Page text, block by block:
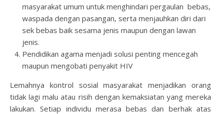
masyarakat umum untuk menghindari pergaulan bebas,
waspada dengan pasangan, serta menjauhkan diri dari
sek bebas baik sesama jenis maupun dengan lawan
jenis.
Pendidikan agama menjadi solusi penting mencegah
maupun mengobati penyakit HIV
Lemahnya kontrol sosial masyarakat menjadikan orang
tidak lagi malu atau risih dengan kemaksiatan yang mereka
lakukan. Setiap individu merasa bebas dan berhak atas